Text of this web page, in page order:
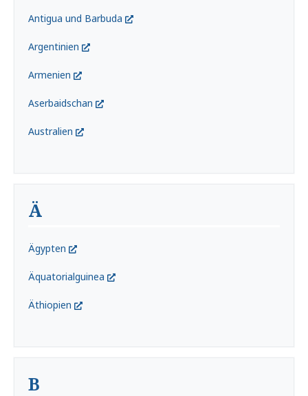
Antigua und Barbuda
Argentinien
Armenien
Aserbaidschan
Australien
Ä
Ägypten
Äquatorialguinea
Äthiopien
B